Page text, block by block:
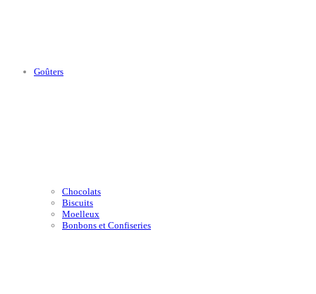
Goûters
Chocolats
Biscuits
Moelleux
Bonbons et Confiseries